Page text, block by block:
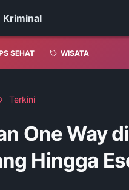
Kriminal
SEHAT WISATA
Terkini
One Way
Hingga